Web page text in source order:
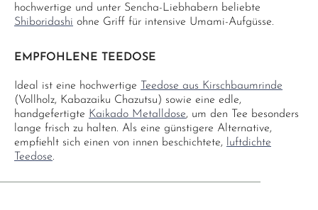
hochwertige und unter Sencha-Liebhabern beliebte
Shiboridashi ohne Griff für intensive Umami-Aufgüsse.
EMPFOHLENE TEEDOSE
Ideal ist eine hochwertige
Teedose aus Kirschbaumrinde
(Vollholz, Kabazaiku Chazutsu) sowie eine edle,
handgefertigte Kaikado Metalldose, um den Tee besonders
lange frisch zu halten. Als eine günstigere Alternative,
empfiehlt sich einen von innen beschichtete,
luftdichte
Teedose.